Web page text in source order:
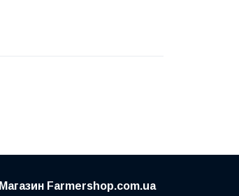
Магазин Farmershop.com.ua